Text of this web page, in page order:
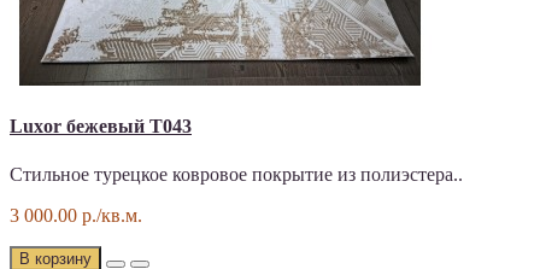
Luxor бежевый T043
Стильное турецкое ковровое покрытие из полиэстера..
3 000.00 р./кв.м.
В корзину